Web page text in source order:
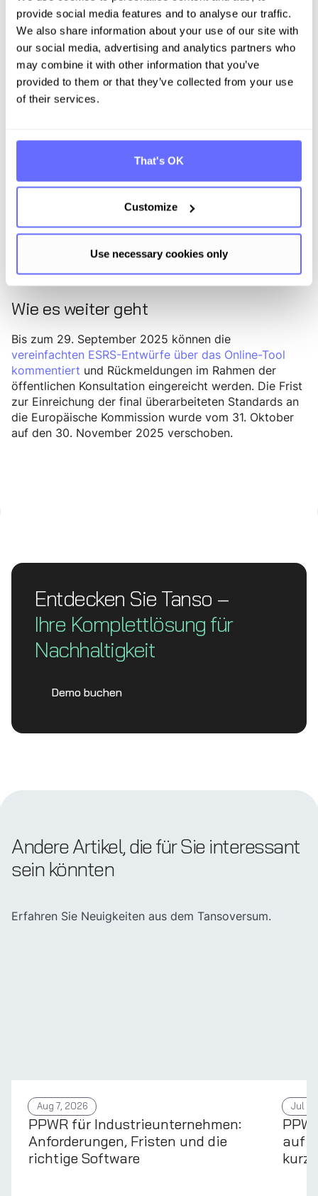
provide social media features and to analyse our traffic.
We also share information about your use of our site with
our social media, advertising and analytics partners who
may combine it with other information that you’ve
provided to them or that they’ve collected from your use
of their services.
That's OK
Customize
Use necessary cookies only
Wie es weiter geht
Bis zum 29. September 2025 können die
vereinfachten ESRS-Entwürfe über das Online-Tool
kommentiert und Rückmeldungen im Rahmen der
öffentlichen Konsultation eingereicht werden. Die Frist
zur Einreichung der final überarbeiteten Standards an
die Europäische Kommission wurde vom 31. Oktober
auf den 30. November 2025 verschoben.
Entdecken Sie Tanso –
Ihre Komplett­lösung für
Nachhaltigkeit
Demo buchen
Andere Artikel, die für Sie interessant
sein könnten
Erfahren Sie Neuigkeiten aus dem Tansoversum.
Aug 7, 2026
PPWR für Industrieunternehmen:
Anforderungen, Fristen und die
richtige Software
Jul
auf
kurz